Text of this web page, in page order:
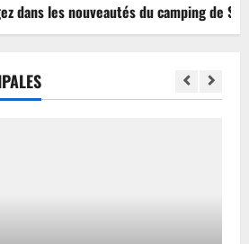
les nouveautés du camping de